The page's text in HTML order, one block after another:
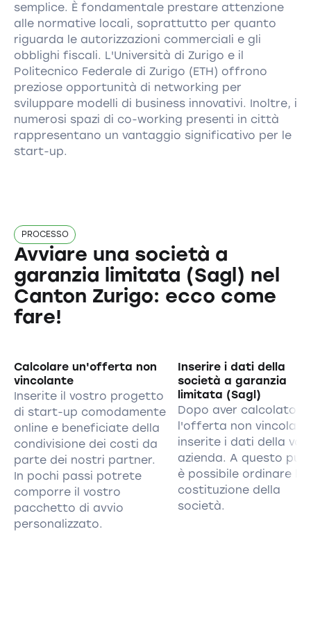
semplice. È fondamentale prestare attenzione
alle normative locali, soprattutto per quanto
riguarda le autorizzazioni commerciali e gli
obblighi fiscali. L'Università di Zurigo e il
Politecnico Federale di Zurigo (ETH) offrono
preziose opportunità di networking per
sviluppare modelli di business innovativi. Inoltre, i
numerosi spazi di co-working presenti in città
rappresentano un vantaggio significativo per le
start-up.
PROCESSO
Avviare una società a
garanzia limitata (Sagl) nel
Canton Zurigo: ecco come
fare!
Calcolare un'offerta non
vincolante
Inserite il vostro progetto
di start-up comodamente
online e beneficiate della
condivisione dei costi da
parte dei nostri partner.
In pochi passi potrete
comporre il vostro
pacchetto di avvio
personalizzato.
Inserire i dati della
società a garanzia
limitata (Sagl)
Dopo aver calcolato
l'offerta non
inserite i dati della
azienda. A questo
è possibile ordinare la
costituzione della
società.